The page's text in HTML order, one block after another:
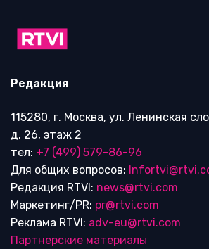
Редакция
115280, г. Москва, ул. Ленинская
д. 26, этаж 2
тел: +7 (499) 579-86-96
Для общих вопросов:
Редакция RTVI: news@rtvi.com
Маркетинг/PR: pr@rtvi.com
Реклама RTVI: adv-eu@rtvi.com
Партнерские материалы